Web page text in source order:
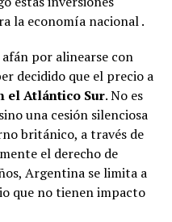
la economía nacional.
por alinearse con
decidido que el precio a
el Atlántico Sur. No es
una cesión silenciosa
británico, a través de
el derecho de
Argentina se limita a
que no tienen impacto